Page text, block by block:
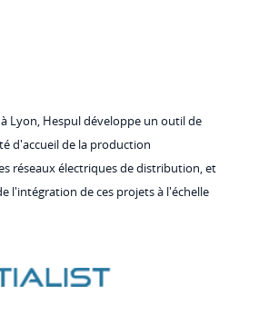
Lyon, Hespul développe un outil de
d'accueil de la production
réseaux électriques de distribution, et
l'intégration de ces projets à l'échelle